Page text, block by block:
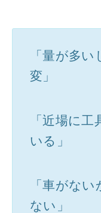
「量が多
変」
「近場に
いる」
「車がな
ない」